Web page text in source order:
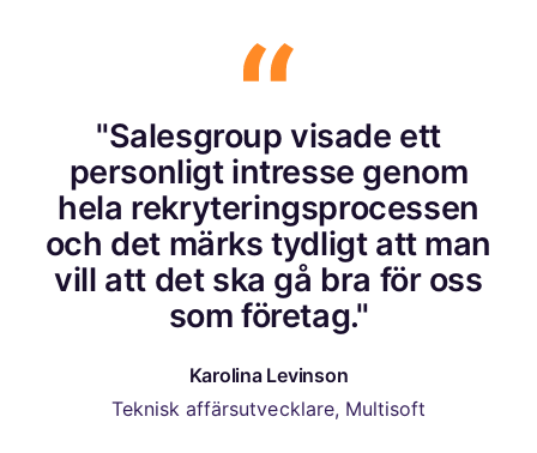
"Salesgroup visade ett
personligt intresse genom
hela rekryteringsprocessen
och det märks tydligt att man
vill att det ska gå bra för oss
som företag."
Karolina Levinson
Teknisk affärsutvecklare, Multisoft